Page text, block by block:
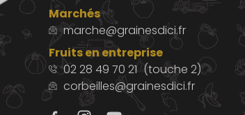
Marchés
marche@grainesdici.fr
Fruits en entreprise
02 28 49 70 21 (touche 2)
corbeilles@grainesdici.fr